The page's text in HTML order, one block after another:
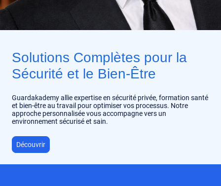
Solutions Complètes pour la
Sécurité et le Bien-Être
Guardakademy allie expertise en sécurité privée, formation santé
et bien-être au travail pour optimiser vos processus. Notre
approche personnalisée vous accompagne vers un
environnement sécurisé et sain.
Découvrir